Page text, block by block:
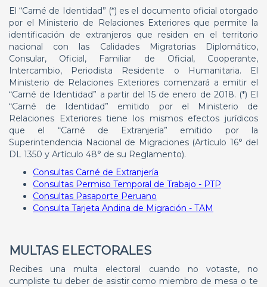
El “Carné de Identidad” (*) es el documento oficial otorgado
por el Ministerio de Relaciones Exteriores que permite la
identificación de extranjeros que residen en el territorio
nacional con las Calidades Migratorias Diplomático,
Consular, Oficial, Familiar de Oficial, Cooperante,
Intercambio, Periodista Residente o Humanitaria. El
Ministerio de Relaciones Exteriores comenzará a emitir el
“Carné de Identidad” a partir del 15 de enero de 2018. (*) El
“Carné de Identidad” emitido por el Ministerio de
Relaciones Exteriores tiene los mismos efectos jurídicos
que el “Carné de Extranjería” emitido por la
Superintendencia Nacional de Migraciones (Artículo 16° del
DL 1350 y Artículo 48° de su Reglamento).
Consultas Carné de Extranjería
Consultas Permiso Temporal de Trabajo - PTP
Consultas Pasaporte Peruano
Consulta Tarjeta Andina de Migración - TAM
MULTAS ELECTORALES
Recibes una multa electoral cuando no votaste, no
cumpliste tu deber de asistir como miembro de mesa o te